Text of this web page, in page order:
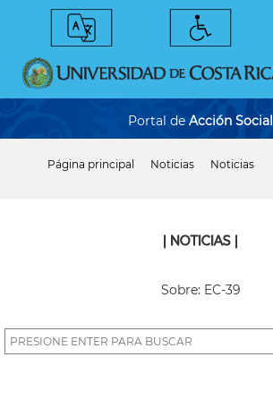
Portal de Acción Social
Página principal Noticias Noticias
| NOTICIAS |
Sobre: EC-39